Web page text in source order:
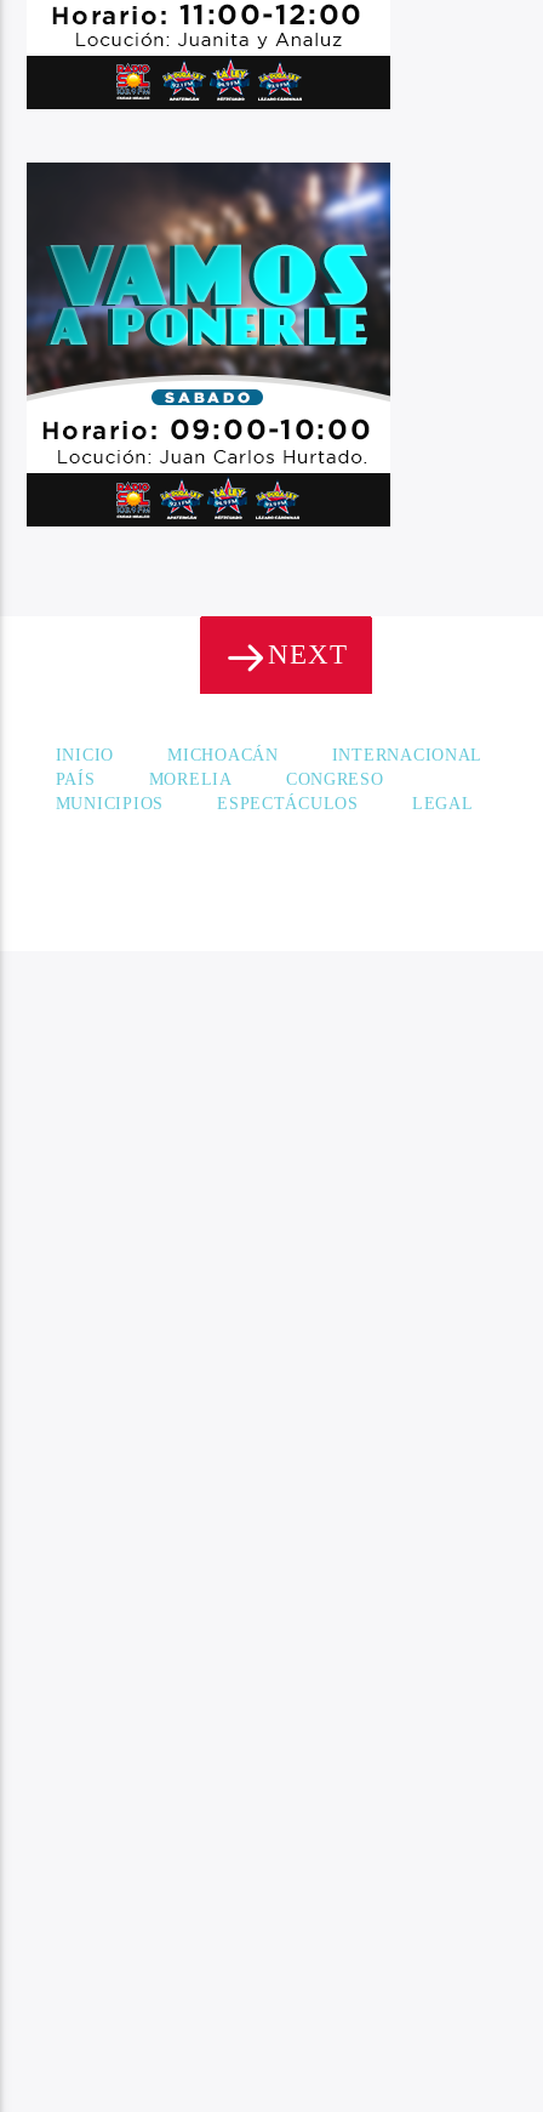
NEXT
INICIO MICHOACÁN
INTERNACIONAL
PAÍS
MORELIA
CONGRESO
MUNICIPIOS
ESPECTÁCULOS LEGAL